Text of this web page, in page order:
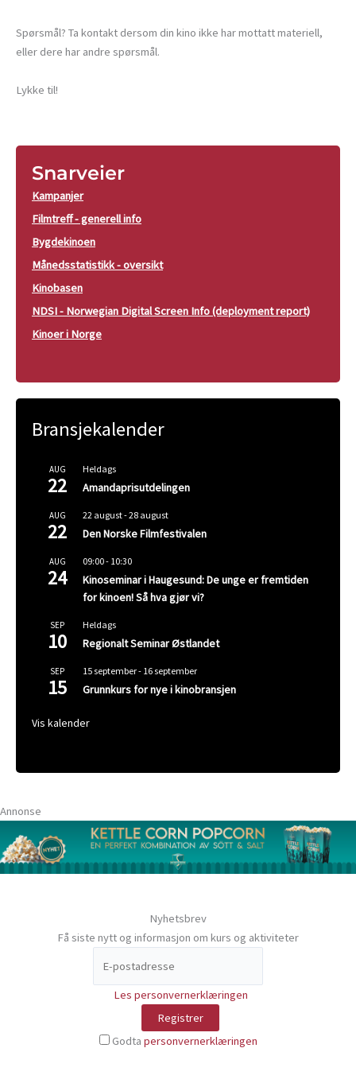
Spørsmål? Ta kontakt dersom din kino ikke har mottatt materiell,
eller dere har andre spørsmål.
Lykke til!
Snarveier
Kampanjer
Filmtreff - generell info
Bygdekinoen
Månedsstatistikk - oversikt
Kinobasen
NDSI - Norwegian Digital Screen Info (deployment report)
Kinoer i Norge
Bransjekalender
AUG
22
Heldags
Amandaprisutdelingen
AUG
22
22 august-28 august
Den Norske Filmfestivalen
AUG
24
09:00- 10:30
Kinoseminar i Haugesund: De unge er fremtiden
for kinoen! Så hva gjør vi?
SEP
10
Heldags
Regionalt Seminar Østlandet
SEP
15
15 september- 16 september
Grunnkurs for nye i kinobransjen
Vis kalender
Annonse
Nyhetsbrev
Få siste nytt og informasjon om kurs og aktiviteter
Les personvernerklæringen
Godta personvernerklæringen